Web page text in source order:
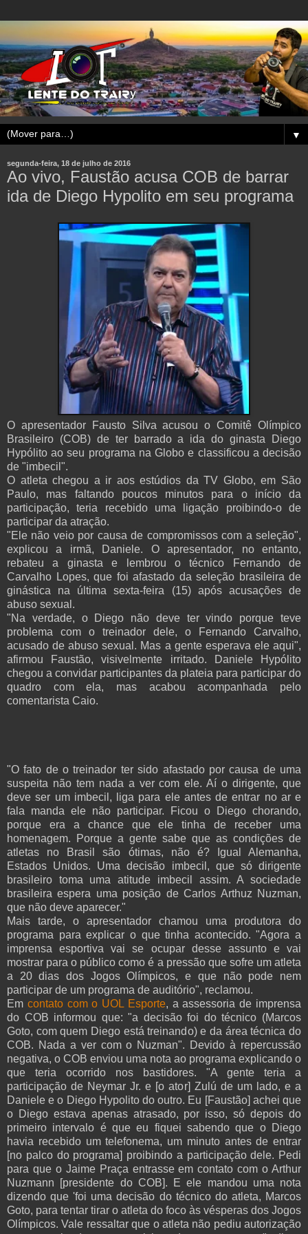
▼
segunda-feira, 18 de julho de 2016
Ao vivo, Faustão acusa COB de barrar
ida de Diego Hypolito em seu programa
O apresentador Fausto Silva acusou o Comitê Olímpico
Brasileiro (COB) de ter barrado a ida do ginasta Diego
Hypólito ao seu programa na Globo e classificou a decisão
de "imbecil".
O atleta chegou a ir aos estúdios da TV Globo, em São
Paulo, mas faltando poucos minutos para o início da
participação, teria recebido uma ligação proibindo-o de
participar da atração.
"Ele não veio por causa de compromissos com a seleção",
explicou a irmã, Daniele. O apresentador, no entanto,
rebateu a ginasta e lembrou o técnico Fernando de
Carvalho Lopes, que foi afastado da seleção brasileira de
ginástica na última sexta-feira (15) após acusações de
abuso sexual.
"Na verdade, o Diego não deve ter vindo porque teve
problema com o treinador dele, o Fernando Carvalho,
acusado de abuso sexual. Mas a gente esperava ele aqui",
afirmou Faustão, visivelmente irritado. Daniele Hypólito
chegou a convidar participantes da plateia para participar do
quadro com ela, mas acabou acompanhada pelo
comentarista Caio.
"O fato de o treinador ter sido afastado por causa de uma
suspeita não tem nada a ver com ele. Aí o dirigente, que
deve ser um imbecil, liga para ele antes de entrar no ar e
fala manda ele não participar. Ficou o Diego chorando,
porque era a chance que ele tinha de receber uma
homenagem. Porque a gente sabe que as condições de
atletas no Brasil são ótimas, não é? Igual Alemanha,
Estados Unidos. Uma decisão imbecil, que só dirigente
brasileiro toma uma atitude imbecil assim. A sociedade
brasileira espera uma posição de Carlos Arthuz Nuzman,
que não deve aparecer."
Mais tarde, o apresentador chamou uma produtora do
programa para explicar o que tinha acontecido. "Agora a
imprensa esportiva vai se ocupar desse assunto e vai
mostrar para o público como é a pressão que sofre um atleta
a 20 dias dos Jogos Olímpicos, e que não pode nem
participar de um programa de auditório", reclamou.
Em contato com o UOL Esporte, a assessoria de imprensa
do COB informou que: "a decisão foi do técnico (Marcos
Goto, com quem Diego está treinando) e da área técnica do
COB. Nada a ver com o Nuzman". Devido à repercussão
negativa, o COB enviou uma nota ao programa explicando o
que teria ocorrido nos bastidores. "A gente teria a
participação de Neymar Jr. e [o ator] Zulú de um lado, e a
Daniele e o Diego Hypolito do outro. Eu [Faustão] achei que
o Diego estava apenas atrasado, por isso, só depois do
primeiro intervalo é que eu fiquei sabendo que o Diego
havia recebido um telefonema, um minuto antes de entrar
[no palco do programa] proibindo a participação dele. Pedi
para que o Jaime Praça entrasse em contato com o Arthur
Nuzmann [presidente do COB]. E ele mandou uma nota
dizendo que 'foi uma decisão do técnico do atleta, Marcos
Goto, para tentar tirar o atleta do foco às vésperas dos Jogos
Olímpicos. Vale ressaltar que o atleta não pediu autorização